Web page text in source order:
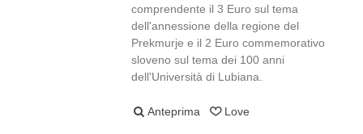
comprendente il 3 Euro sul tema
dell'annessione della regione del
Prekmurje e il 2 Euro commemorativo
sloveno sul tema dei 100 anni
dell'Università di Lubiana.
Anteprima Love